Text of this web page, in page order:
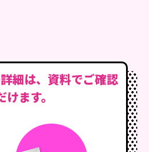
細は、資料でご確認
けます。